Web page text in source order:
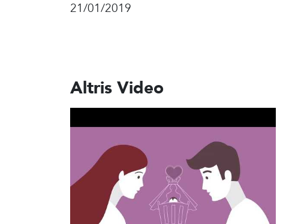
21/01/2019
Altris Video